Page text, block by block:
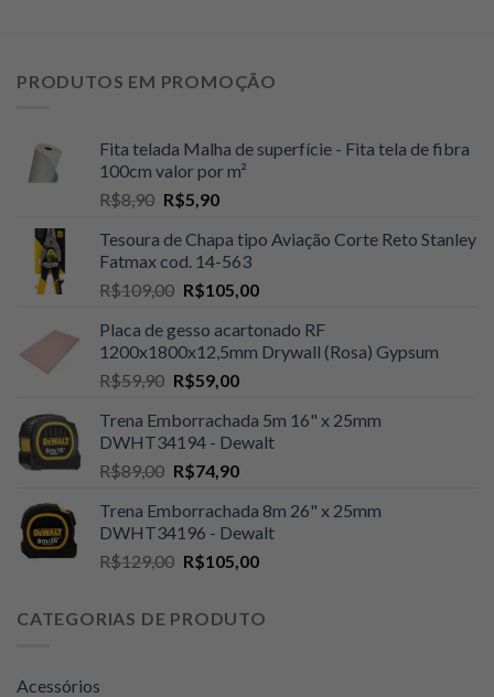
PRODUTOS EM PROMOÇÃO
Fita telada Malha de superfície - Fita tela de fibra
100cm valor por m²
R$8,90 O
original
era:
R$8,90.
R$5,90O
atual
é:
R$5,90.
Tesoura de Chapa tipo Aviação Corte Reto Stanley
Fatmax cod. 14-563
R$109,00 O
original
era:
R$109,00.
R$105,00O
atual
é:
Placa de gesso acartonado RF
1200x1800x12,5mm Drywall (Rosa) Gypsum
R$59,90 O
original
era:
R$59,90.
R$59,00O
atual
é:
R$59,00.
Trena Emborrachada 5m 16" x 25mm
DWHT34194 - Dewalt
R$89,00 O
original
era:
R$89,00.
R$74,90O
atual
é:
R$74,90.
Trena Emborrachada 8m 26" x 25mm
DWHT34196 - Dewalt
R$129,00 O
era:
R$105,00O
é:
CATEGORIAS DE PRODUTO
Acessórios